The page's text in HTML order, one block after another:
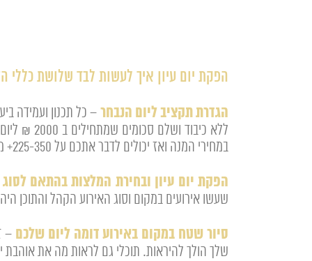
הפקת יום עיון איך לעשות לבד שלושת כללי
הגדרת תקציב ליום הנבחר – כל תכנון ועמידה
במחירי המנה ואז יכולים לדבר אתכם על 225-350+ מע"מ כמובן בהתאם למקום ולכמות האורחים.
הפקת יום עיון ובחירת המלצות בהתאם
שעשו אירועים במקום וסוג האירוע הקהל והתוכן
סיור שטח במקום באירוע דומה ליום שלכם –
שלך הולך להיראות. תוכלי גם לראות מה את אוהבת